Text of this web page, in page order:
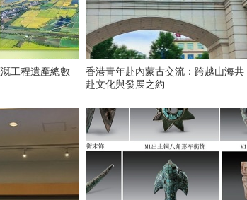
香港青年赴內蒙古交流：跨越山海共
赴文化與發展之約